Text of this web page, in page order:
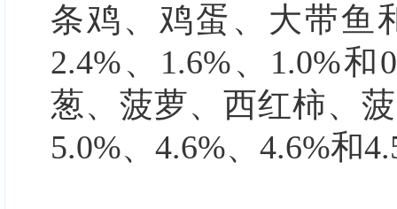
条鸡、鸡蛋、大带鱼
2.4%、1.6%、1.0%
葱、菠萝、西红柿、
5.0%、4.6%、4.6%和